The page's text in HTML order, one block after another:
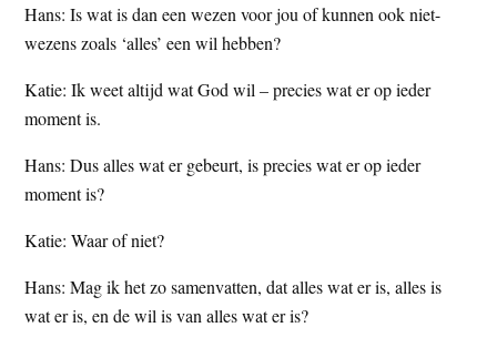
Hans: Is wat is dan een wezen voor jou of kunnen ook niet-
wezens zoals ‘alles’ een wil hebben?
Katie: Ik weet altijd wat God wil – precies wat er op ieder
moment is.
Hans: Dus alles wat er gebeurt, is precies wat er op ieder
moment is?
Katie: Waar of niet?
Hans: Mag ik het zo samenvatten, dat alles wat er is, alles is
wat er is, en de wil is van alles wat er is?